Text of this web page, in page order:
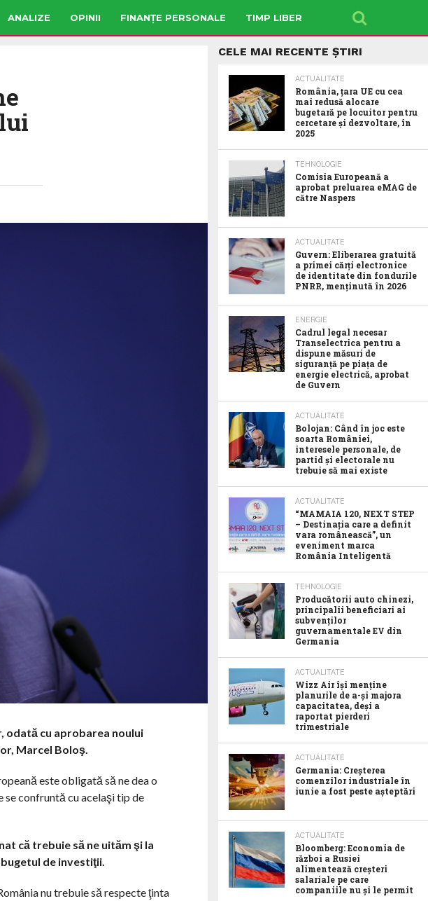
ANALIZE OPINII FINANȚE PERSONALE TIMP LIBER
odată cu aprobarea noului
Marcel Boloş.
este obligată să ne dea o
se confruntă cu acelaşi tip de
că trebuie să ne uităm şi la
de investiţii.
nu trebuie să respecte ţinta
CELE MAI RECENTE ȘTIRI
ACTUALITATE
România, țara UE cu cea
mai redusă alocare
bugetară pe locuitor pentru
cercetare și dezvoltare, în
2025
TEHNOLOGIE
Comisia Europeană a
aprobat preluarea eMAG de
către Naspers
ACTUALITATE
Guvern: Eliberarea gratuită
a primei cărți electronice
de identitate din fondurile
PNRR, menținută în 2026
ENERGIE
Cadrul legal necesar
Transelectrica pentru a
dispune măsuri de
siguranță pe piața de
energie electrică, aprobat
de Guvern
ACTUALITATE
Bolojan: Când în joc este
soarta României,
interesele personale, de
partid și electorale nu
trebuie să mai existe
ACTUALITATE
“MAMAIA 120, NEXT STEP
– Destinația care a definit
vara românească”, un
eveniment marca
România Inteligentă
TEHNOLOGIE
Producătorii auto chinezi,
principalii beneficiari ai
subvenților
guvernamentale EV din
Germania
ACTUALITATE
Wizz Air își menține
planurile de a-și majora
capacitatea, deși a
raportat pierderi
trimestriale
ACTUALITATE
Germania: Creșterea
comenzilor industriale în
iunie a fost peste așteptări
ACTUALITATE
Bloomberg: Economia de
război a Rusiei
alimentează creșteri
salariale pe care
companiile nu și le permit